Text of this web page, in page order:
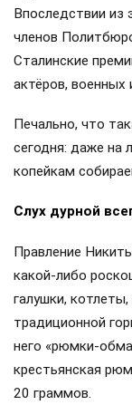
Впоследствии из
членов
Сталинские
актёров,
Печально, что
сегодня: даже на
копейкам
Слух дурной
Правление
какой-либо
галушки,
традиционной
него «рюмки-
крестьянская
20 граммов.